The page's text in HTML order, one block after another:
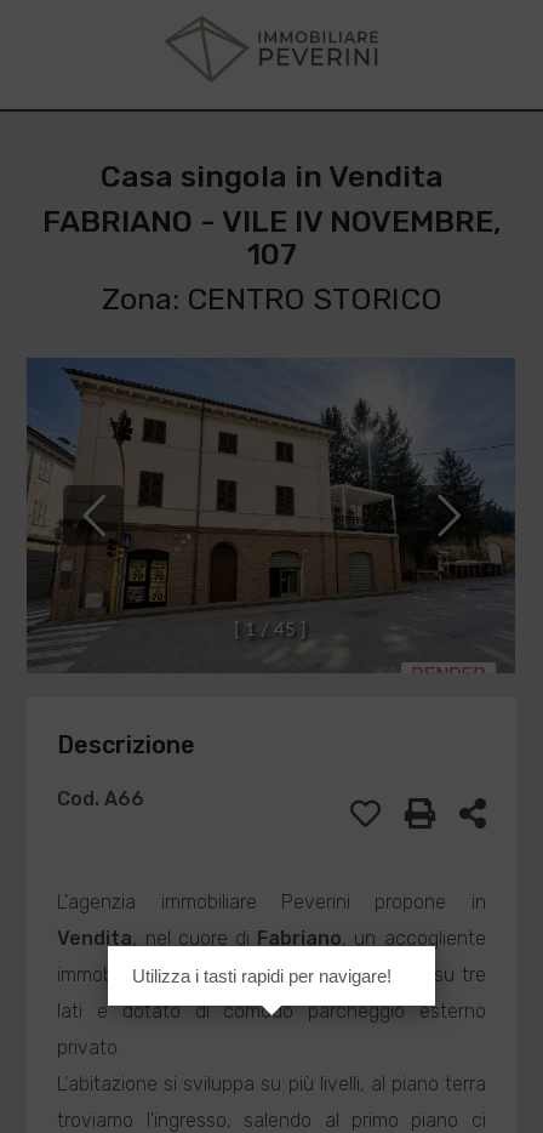
Casa singola in Vendita
FABRIANO - VILE IV NOVEMBRE,
107
Zona: CENTRO STORICO
1 / 45
Descrizione
Cod. A66
L'agenzia immobiliare Peverini propone in
Vendita, nel cuore di Fabriano, un accogliente
immobile con ingresso indipendente, libero su tre
lati e dotato di comodo parcheggio esterno
privato.
L'abitazione si sviluppa su più livelli, al piano terra
troviamo l'ingresso, salendo al primo piano ci
Utilizza i tasti rapidi per navigare!